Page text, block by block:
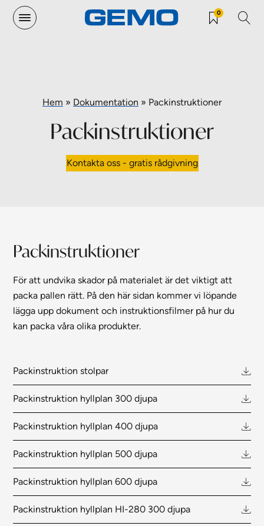
0
Hem » Dokumentation » Packinstruktioner
Packinstruktioner
Kontakta oss - gratis rådgivning
Packinstruktioner
För att undvika skador på materialet är det viktigt att
packa pallen rätt. På den här sidan kommer vi löpande
lägga upp dokument och instruktionsfilmer på hur du
kan packa våra olika produkter.
Packinstruktion stolpar
Packinstruktion hyllplan 300 djupa
Packinstruktion hyllplan 400 djupa
Packinstruktion hyllplan 500 djupa
Packinstruktion hyllplan 600 djupa
Packinstruktion hyllplan HI-280 300 djupa